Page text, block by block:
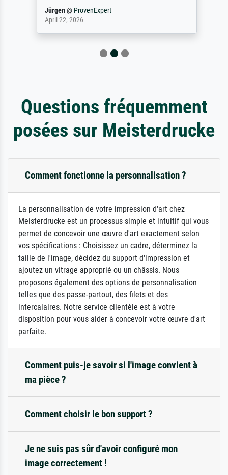
Jürgen@ProvenExpert
April 22, 2026
Questions fréquemment
posées sur Meisterdrucke
Comment fonctionne la personnalisation ?
La personnalisation de votre impression d'art chez
Meisterdrucke est un processus simple et intuitif qui vous
permet de concevoir une œuvre d'art exactement selon
vos spécifications : Choisissez un cadre, déterminez la
taille de l'image, décidez du support d'impression et
ajoutez un vitrage approprié ou un châssis. Nous
proposons également des options de personnalisation
telles que des passe-partout, des filets et des
intercalaires. Notre service clientèle est à votre
disposition pour vous aider à concevoir votre œuvre d'art
parfaite.
Comment puis-je savoir si l'image convient à
ma pièce ?
Comment choisir le bon support ?
Je ne suis pas sûr d'avoir configuré mon
image correctement !